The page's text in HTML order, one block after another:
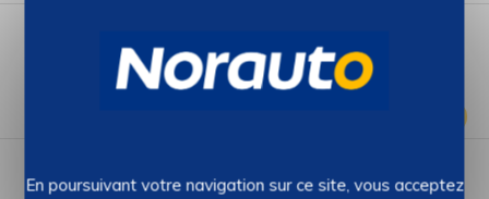
NORAUTO–REF : 2624489
Stock : 10
4.4 (21)
NORAUTO–REF : 2276092
En poursuivant votre navigation sur ce site, vous acceptez